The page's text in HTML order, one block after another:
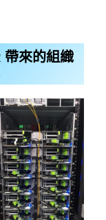
帶來的組織